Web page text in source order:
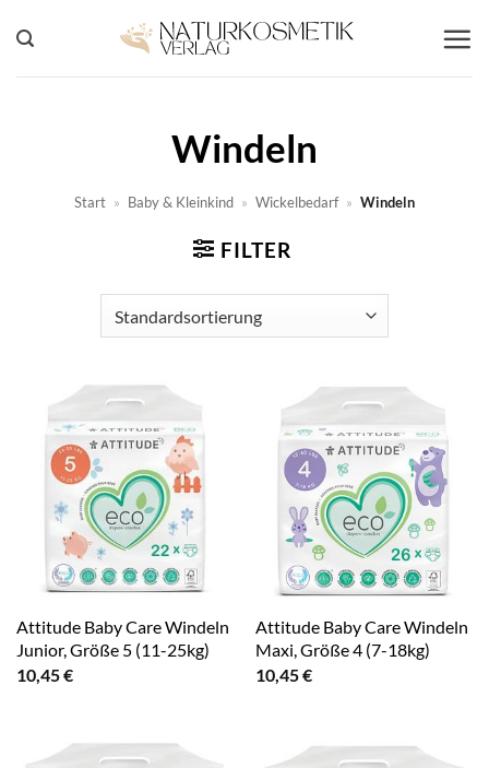
Inhalt
springen
Windeln
Start » Baby & Kleinkind » Wickelbedarf » Windeln
FILTER
Attitude Baby Care Windeln
Junior, Größe 5 (11-25kg)
10,45€
Attitude Baby Care Windeln
Maxi, Größe 4 (7-18kg)
10,45€